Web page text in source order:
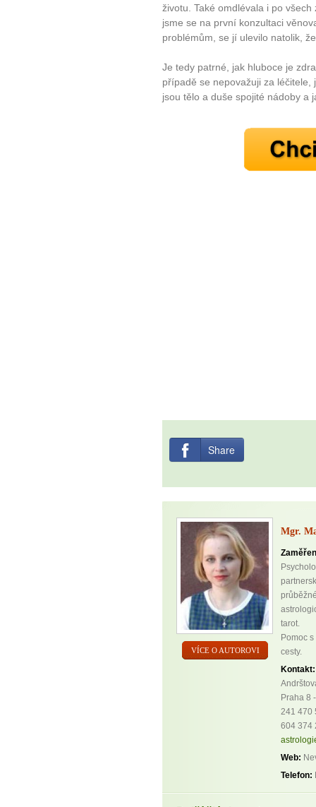
životu. Také omdlévala i po
jsme se na první konzultaci
problémům, se jí ulevilo natolik,
Je tedy patrné, jak hluboce je
případě se nepovažuji za
jsou tělo a duše spojité nádoby a
Share
VÍCE O AUTOROVI
Mgr.
tarot.
Pomoc
cesty.
Kontakt:
Praha 8
241 470
604 374
Web:
Telefon: